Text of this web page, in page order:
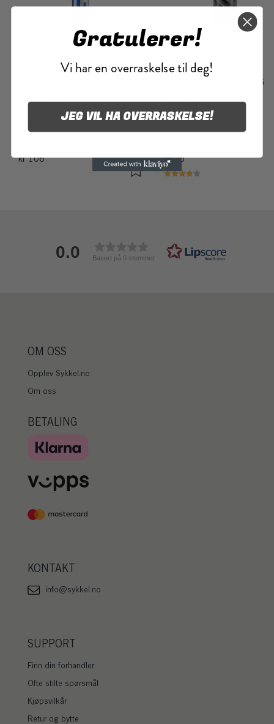
kr 106
GIANT DOUBLESPRING
kr 75
Karakter:
0.0 Basert på 0 stemmer
OM OSS
Opplev Sykkel.no
Om oss
BETALING
KONTAKT
info@sykkel.no
SUPPORT
Finn din forhandler
Ofte stilte spørsmål
Kjøpsvilkår
Retur og bytte
Gratulerer!
Vi har en overraskelse til deg!
JEG VIL HA OVERRASKELSE!